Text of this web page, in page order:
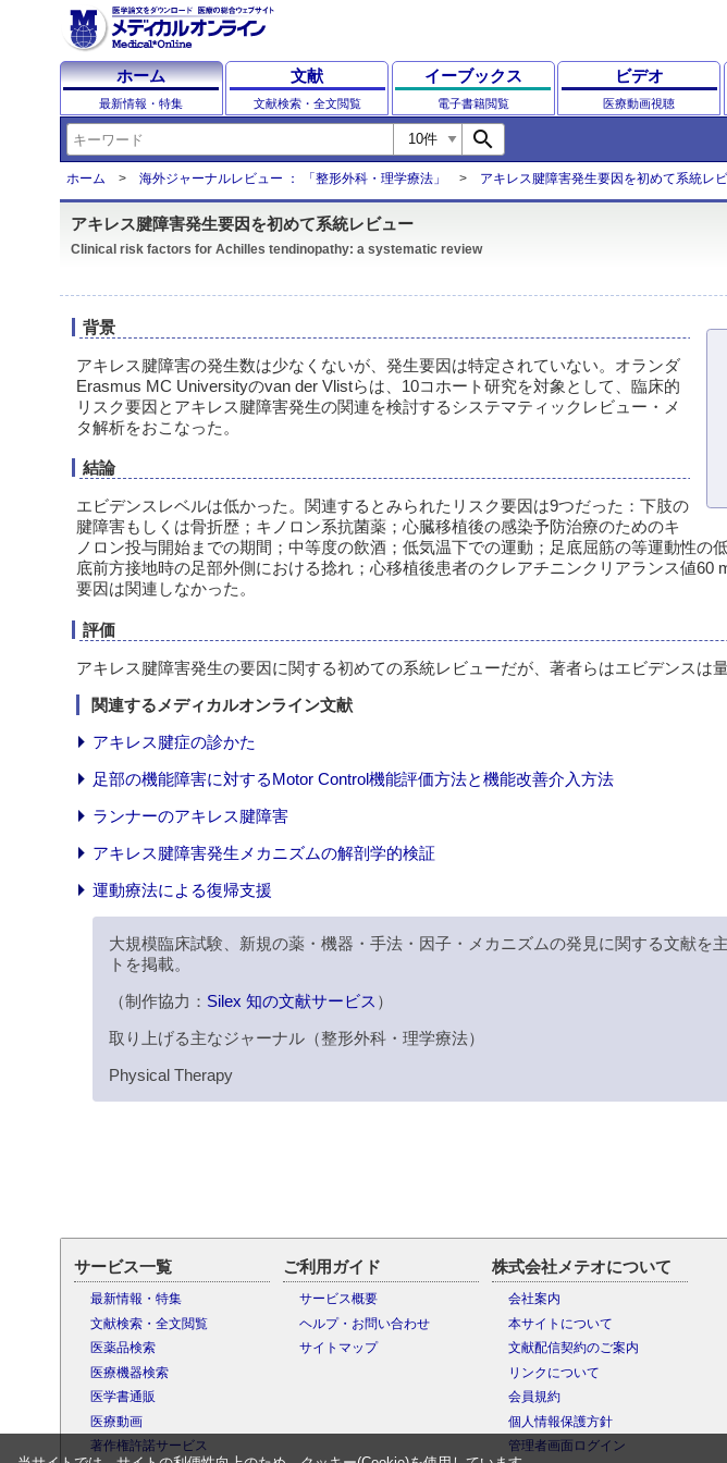
ホーム
最新情報・特集
文献
文献検索・全文閲覧
イーブックス
電子書籍閲覧
ビデオ
医療動画視聴
search
ホーム 海外ジャーナルレビュー ： 「整形外科・理学療法」 アキレス腱障害発生要因を初めて系統レ
アキレス腱障害発生要因を初めて系統レビュー
Clinical risk factors for Achilles tendinopathy: a systematic review
背景
アキレス腱障害の発生数は少なくないが、発生要因は特定されていない。オランダ
Erasmus MC Universityのvan der Vlistらは、10コホート研究を対象として、臨床的
リスク要因とアキレス腱障害発生の関連を検討するシステマティックレビュー・メ
タ解析をおこなった。
結論
エビデンスレベルは低かった。関連するとみられたリスク要因は9つだった：下肢の
腱障害もしくは骨折歴；キノロン系抗菌薬；心臓移植後の感染予防治療のためのキ
ノロン投与開始までの期間；中等度の飲酒；低気温下での運動；足底屈筋の等運動性の
底前方接地時の足部外側における捻れ；心移植後患者のクレアチニンクリアランス値60
要因は関連しなかった。
評価
アキレス腱障害発生の要因に関する初めての系統レビューだが、著者らはエビデンスは
関連するメディカルオンライン文献
アキレス腱症の診かた
足部の機能障害に対するMotor Control機能評価方法と機能改善介入方法
ランナーのアキレス腱障害
アキレス腱障害発生メカニズムの解剖学的検証
運動療法による復帰支援
大規模臨床試験、新規の薬・機器・手法・因子・メカニズムの発見に関する文献を
トを掲載。
（制作協力： Silex 知の文献サービス ）
取り上げる主なジャーナル（整形外科・理学療法）
Physical Therapy
サービス一覧
最新情報・特集
文献検索・全文閲覧
医薬品検索
医療機器検索
医学書通販
医療動画
著作権許諾サービス
ご利用ガイド
サービス概要
ヘルプ・お問い合わせ
サイトマップ
株式会社メテオについて
会社案内
本サイトについて
文献配信契約のご案内
リンクについて
会員規約
個人情報保護方針
管理者画面ログイン